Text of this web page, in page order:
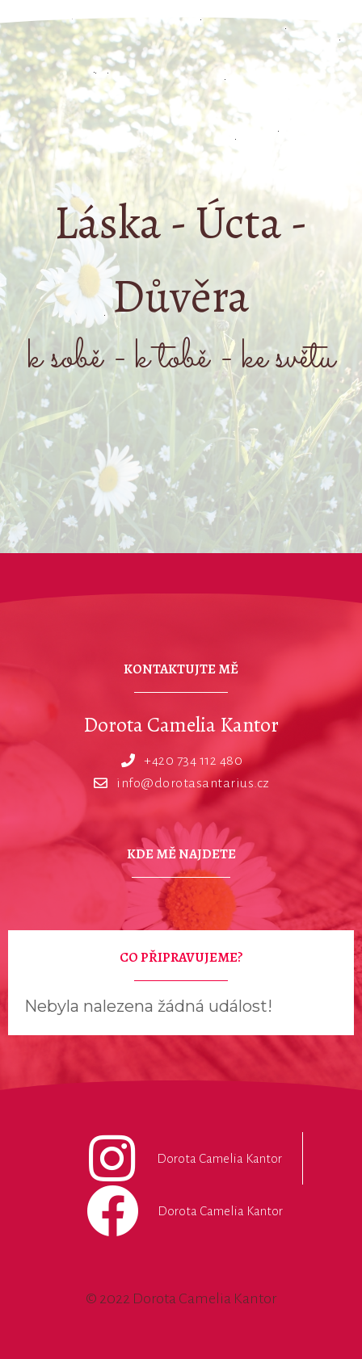
Láska - Úcta -
Důvěra
k sobě - k tobě - ke světu
KONTAKTUJTE MĚ
Dorota Camelia Kantor
+420 734 112 480
info@dorotasantarius.cz
KDE MĚ NAJDETE
CO PŘIPRAVUJEME?
Nebyla nalezena žádná událost!
Dorota Camelia Kantor
Dorota Camelia Kantor
© 2022 Dorota Camelia Kantor